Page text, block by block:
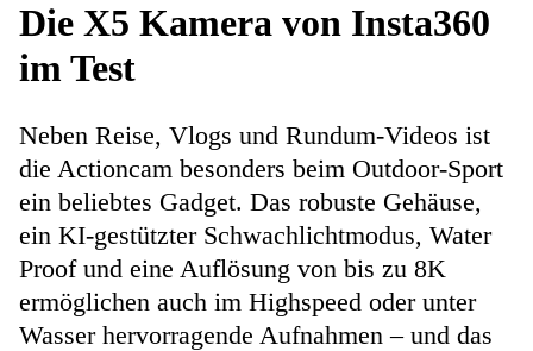
Die X5 Kamera von Insta360
im Test
Neben Reise, Vlogs und Rundum-Videos ist
die Actioncam besonders beim Outdoor-Sport
ein beliebtes Gadget. Das robuste Gehäuse,
ein KI-gestützter Schwachlichtmodus, Water
Proof und eine Auflösung von bis zu 8K
ermöglichen auch im Highspeed oder unter
Wasser hervorragende Aufnahmen – und das